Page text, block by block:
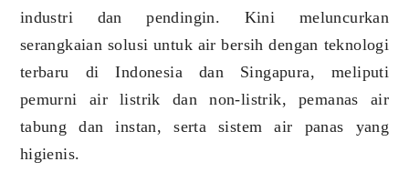
industri dan pendingin. Kini meluncurkan
serangkaian solusi untuk air bersih dengan teknologi
terbaru di Indonesia dan Singapura, meliputi
pemurni air listrik dan non-listrik, pemanas air
tabung dan instan, serta sistem air panas yang
higienis.